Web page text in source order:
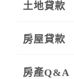
土地貸款
房屋貸款
房產Q&A